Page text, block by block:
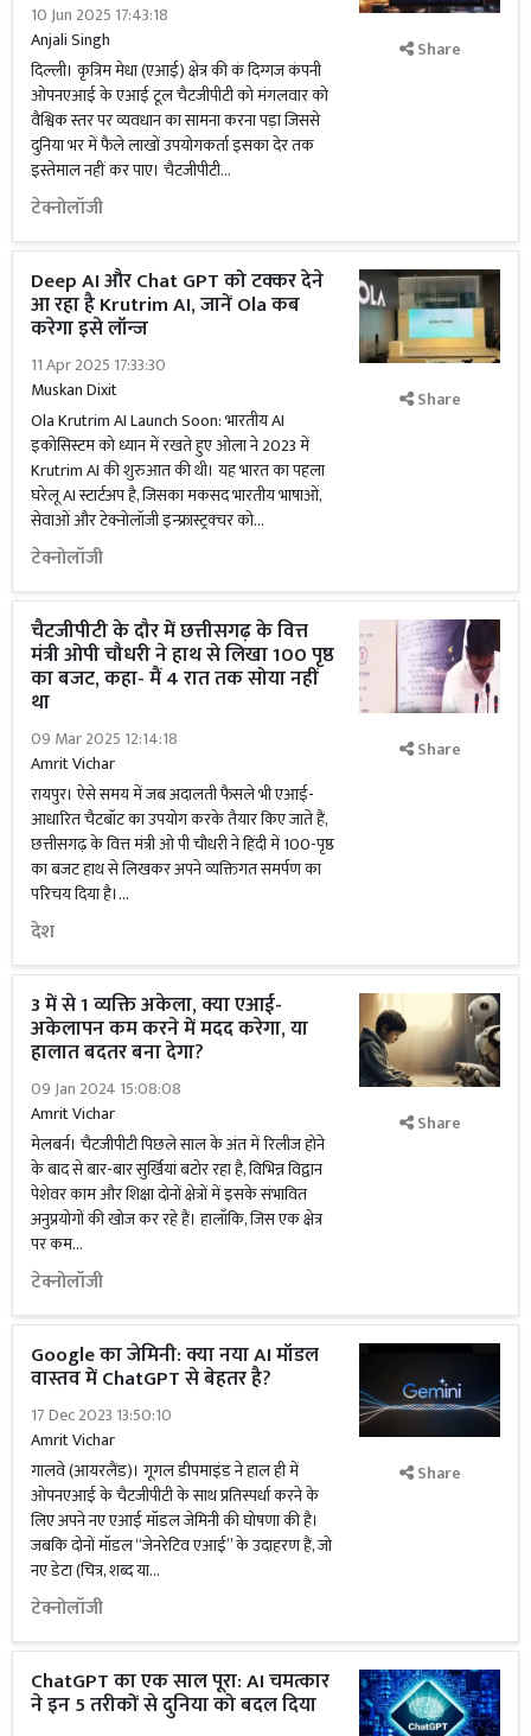
10 Jun 2025 17:43:18
Anjali Singh
दिल्ली। कृत्रिम मेधा (एआई) क्षेत्र की कं दिग्गज कंपनी
ओपनएआई के एआई टूल चैटजीपीटी को मंगलवार को
वैश्विक स्तर पर व्यवधान का सामना करना पड़ा जिससे
दुनिया भर में फैले लाखों उपयोगकर्ता इसका देर तक
इस्तेमाल नहीं कर पाए। चैटजीपीटी...
टेक्नोलॉजी
Share
Deep AI और Chat GPT को टक्कर देने
आ रहा है Krutrim AI, जानें Ola कब
करेगा इसे लॉन्ज
11 Apr 2025 17:33:30
Muskan Dixit
Ola Krutrim AI Launch Soon: भारतीय AI
इकोसिस्टम को ध्यान में रखते हुए ओला ने 2023 में
Krutrim AI की शुरुआत की थी। यह भारत का पहला
घरेलू AI स्टार्टअप है, जिसका मकसद भारतीय भाषाओं,
सेवाओं और टेक्नोलॉजी इन्फ्रास्ट्रक्चर को...
टेक्नोलॉजी
Share
चैटजीपीटी के दौर में छत्तीसगढ़ के वित्त
मंत्री ओपी चौधरी ने हाथ से लिखा 100 पृष्ठ
का बजट, कहा- मैं 4 रात तक सोया नहीं
था
09 Mar 2025 12:14:18
Amrit Vichar
रायपुर। ऐसे समय में जब अदालती फैसले भी एआई-
आधारित चैटबॉट का उपयोग करके तैयार किए जाते हैं,
छत्तीसगढ़ के वित्त मंत्री ओ पी चौधरी ने हिंदी में 100-पृष्ठ
का बजट हाथ से लिखकर अपने व्यक्तिगत समर्पण का
परिचय दिया है।...
देश
Share
3 में से 1 व्यक्ति अकेला, क्या एआई-
अकेलापन कम करने में मदद करेगा, या
हालात बदतर बना देगा?
09 Jan 2024 15:08:08
Amrit Vichar
मेलबर्न। चैटजीपीटी पिछले साल के अंत में रिलीज होने
के बाद से बार-बार सुर्खियां बटोर रहा है, विभिन्न विद्वान
पेशेवर काम और शिक्षा दोनों क्षेत्रों में इसके संभावित
अनुप्रयोगों की खोज कर रहे हैं। हालाँकि, जिस एक क्षेत्र
पर कम...
टेक्नोलॉजी
Share
Google का जेमिनी: क्या नया AI मॉडल
वास्तव में ChatGPT से बेहतर है?
17 Dec 2023 13:50:10
Amrit Vichar
गालवे (आयरलैंड)। गूगल डीपमाइंड ने हाल ही में
ओपनएआई के चैटजीपीटी के साथ प्रतिस्पर्धा करने के
लिए अपने नए एआई मॉडल जेमिनी की घोषणा की है।
जबकि दोनों मॉडल ‘‘जेनरेटिव एआई’’ के उदाहरण हैं, जो
नए डेटा (चित्र, शब्द या...
टेक्नोलॉजी
Share
ChatGPT का एक साल पूरा: AI चमत्कार
ने इन 5 तरीकों से दुनिया को बदल दिया